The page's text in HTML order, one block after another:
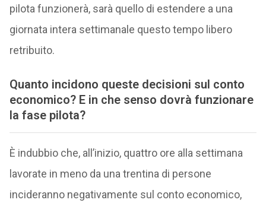
pilota funzionerà, sarà quello di estendere a una
giornata intera settimanale questo tempo libero
retribuito.
Quanto incidono queste decisioni sul conto
economico? E in che senso dovrà funzionare
la fase pilota?
È indubbio che, all’inizio, quattro ore alla settimana
lavorate in meno da una trentina di persone
incideranno negativamente sul conto economico,